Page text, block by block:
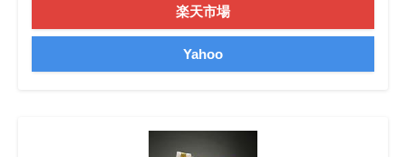
楽天市場
Yahoo